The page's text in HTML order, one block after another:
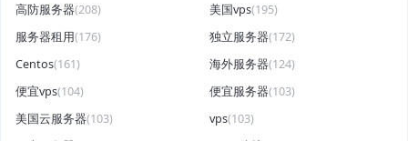
高防服务器(208) 美国vps(195)
服务器租用(176) 独立服务器(172)
Centos(161) 海外服务器(124)
便宜vps(104) 便宜服务器(103)
美国云服务器(103) vps(103)